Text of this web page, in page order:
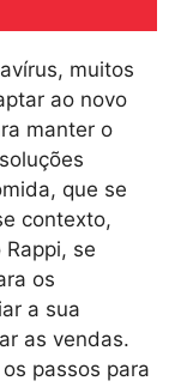
muitos
ao novo
manter o
que se
contexto,
se
os
a sua
as vendas.
passos para